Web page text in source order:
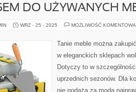
DO UŻYWANYCH
WRZ - 25 - 2025 MOŻLIWOŚĆ
Tanie meble można
w eleganckich sklepach
Dotyczy to w
uprzednich sezonów. Dla
nie podąża za modą